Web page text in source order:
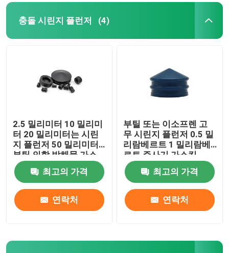
충돌 시린지 플런저 (4)
2.5 밀리미터 10 밀리미
터 20 밀리미터는 시린
지 플런저 50 밀리미터
부틸 의학 방해물 가스
킷을 고무를 입힙니다
최고의 가격
연락처
부틸 또는 이소프렌 고
무 시린지 플런저 0.5 밀
리람베르트 1 밀리람베
르트 주사기 가스킷
최고의 가격
연락처